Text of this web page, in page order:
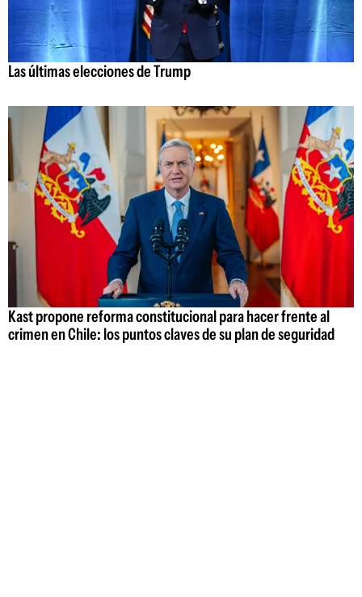
Las últimas elecciones de Trump
Kast propone reforma constitucional para hacer frente al
crimen en Chile: los puntos claves de su plan de seguridad